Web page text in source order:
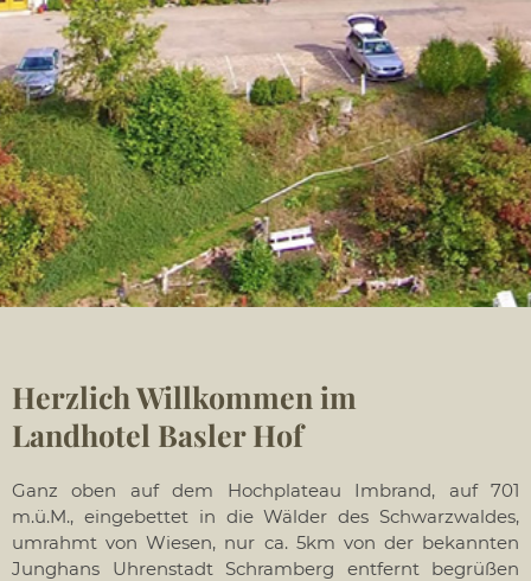
Herzlich Willkommen im
Landhotel Basler Hof
Ganz oben auf dem Hochplateau Imbrand, auf 701
m.ü.M., eingebettet in die Wälder des Schwarzwaldes,
umrahmt von Wiesen, nur ca. 5km von der bekannten
Junghans Uhrenstadt Schramberg entfernt begrüßen